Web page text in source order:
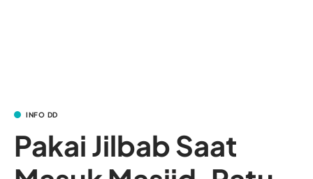
INFO DD
Pakai Jilbab Saat